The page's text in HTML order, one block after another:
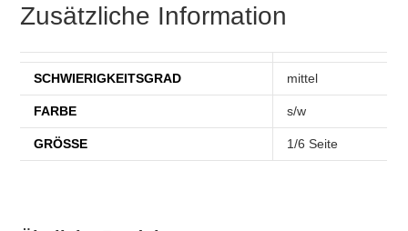
Zusätzliche Information
SCHWIERIGKEITSGRAD mittel
FARBE s/w
GRÖSSE 1/6 Seite